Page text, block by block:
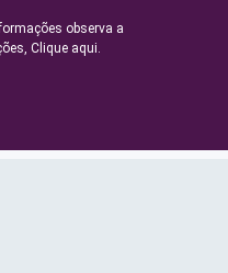
observa a
Clique aqui.